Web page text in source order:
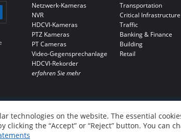
technologies on the website. The essential
clicking the “Accept” or “Reject” button. You can
Netzwerk-Kameras
NVR
HDCVI-Kameras
PTZ Kameras
PT Cameras
Video-Gegensprechanlage
HDCVI-Rekorder
erfahren Sie mehr
Transportation
Critical Infrastructure
Traffic
Banking & Finance
Building
Retail